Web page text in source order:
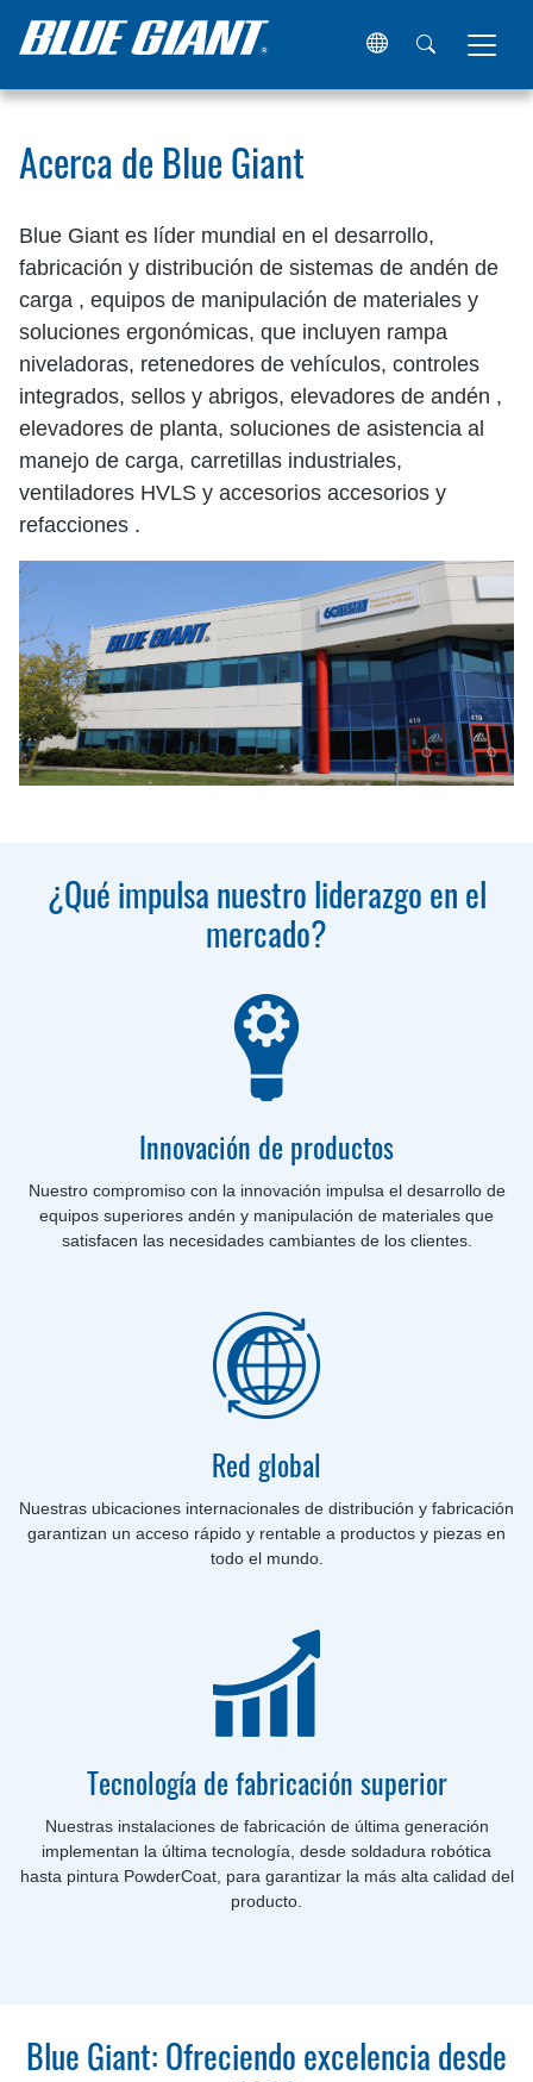
Hogar Acerca de Blue Giant
Acerca de Blue Giant
Blue Giant es líder mundial en el desarrollo,
fabricación y distribución de sistemas de andén de
carga , equipos de manipulación de materiales y
soluciones ergonómicas, que incluyen rampa
niveladoras, retenedores de vehículos, controles
integrados, sellos y abrigos, elevadores de andén ,
elevadores de planta, soluciones de asistencia al
manejo de carga, carretillas industriales,
ventiladores HVLS y accesorios accesorios y
refacciones .
¿Qué impulsa nuestro liderazgo en el
mercado?
Innovación de productos
Nuestro compromiso con la innovación impulsa el desarrollo de
equipos superiores andén y manipulación de materiales que
satisfacen las necesidades cambiantes de los clientes.
Red global
Nuestras ubicaciones internacionales de distribución y fabricación
garantizan un acceso rápido y rentable a productos y piezas en
todo el mundo.
Tecnología de fabricación superior
Nuestras instalaciones de fabricación de última generación
implementan la última tecnología, desde soldadura robótica
hasta pintura PowderCoat, para garantizar la más alta calidad del
producto.
Blue Giant: Ofreciendo excelencia desde